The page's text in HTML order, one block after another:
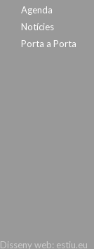
Agenda
Notícies
Porta a Porta
Disseny web: estiu.eu